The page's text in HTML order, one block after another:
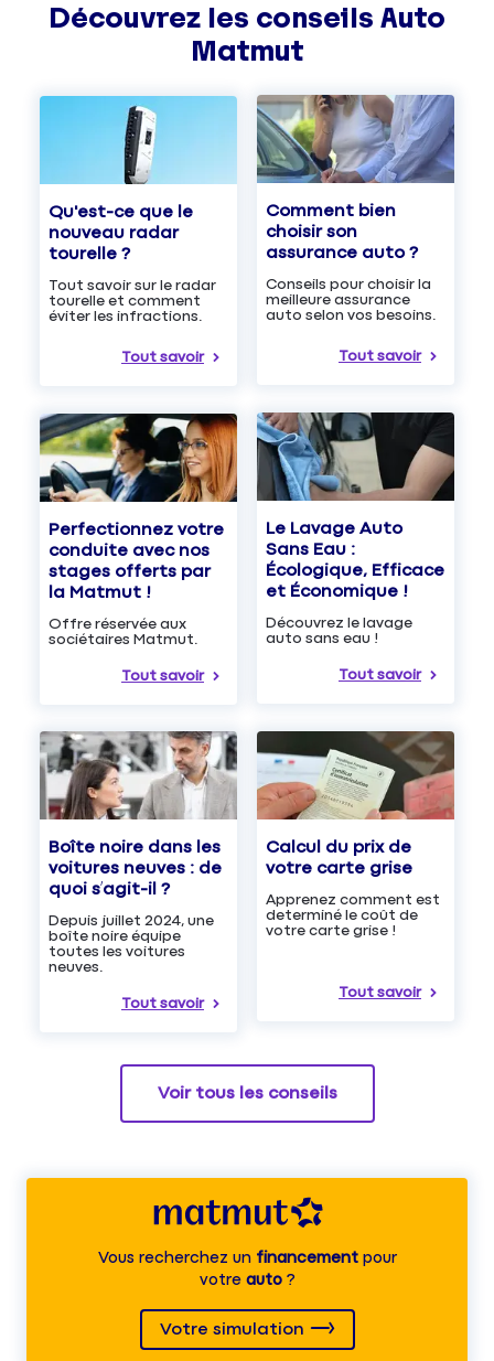
Découvrez les conseils Auto
Matmut
Qu'est-ce que le
nouveau radar
tourelle ?
Tout savoir sur le radar
tourelle et comment
éviter les infractions.
Tout savoir
Comment bien
choisir son
assurance auto ?
Conseils pour choisir la
meilleure assurance
auto selon vos besoins.
Tout savoir
Perfectionnez votre
conduite avec nos
stages offerts par
la Matmut !
Offre réservée aux
sociétaires Matmut.
Tout savoir
Le Lavage Auto
Sans Eau :
Écologique, Efficace
et Économique !
Découvrez le lavage
auto sans eau !
Tout savoir
Boîte noire dans les
voitures neuves : de
quoi s’agit-il ?
Depuis juillet 2024, une
boîte noire équipe
toutes les voitures
neuves.
Tout savoir
Calcul du prix de
votre carte grise
Apprenez comment est
determiné le coût de
votre carte grise !
Tout savoir
Voir tous les conseils
Vous recherchez unfinancementpour
votre auto?
Votre simulation